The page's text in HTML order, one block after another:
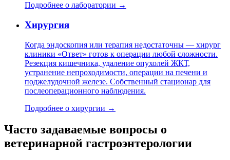
Подробнее о лаборатории →
Хирургия
Когда эндоскопия или терапия недостаточны — хирург
клиники «Ответ» готов к операции любой сложности.
Резекция кишечника, удаление опухолей ЖКТ,
устранение непроходимости, операции на печени и
поджелудочной железе. Собственный стационар для
послеоперационного наблюдения.
Подробнее о хирургии →
Ветеринарный гастроэнтеролог Санкт-Петербург.
Часто задаваемые вопросы о
ветеринарной гастроэнтерологии